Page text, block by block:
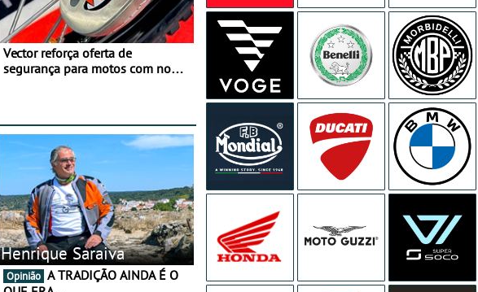
Vector reforça oferta de
segurança para motos com nova
Henrique Saraiva
Opinião